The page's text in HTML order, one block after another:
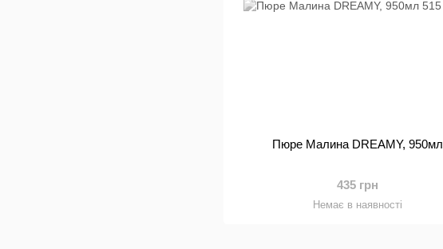
Пюре Малина DREAMY, 950мл
435 грн
Немає в наявності